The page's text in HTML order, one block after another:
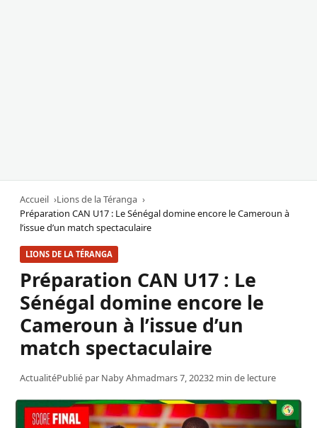
Accueil
Lions de la Téranga
Préparation CAN U17 : Le Sénégal domine encore le Cameroun à
l’issue d’un match spectaculaire
LIONS DE LA TÉRANGA
Préparation CAN U17 : Le
Sénégal domine encore le
Cameroun à l’issue d’un
match spectaculaire
ActualitéPublié par Naby Ahmadmars 7, 20232 min de lecture